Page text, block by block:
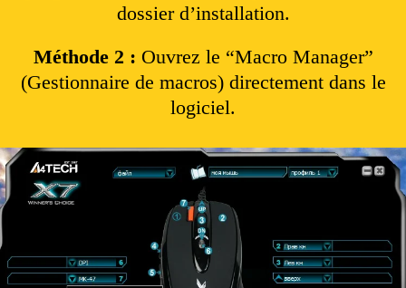
dossier d’installation.
Méthode 2 : Ouvrez le “Macro Manager”
(Gestionnaire de macros) directement dans le
logiciel.